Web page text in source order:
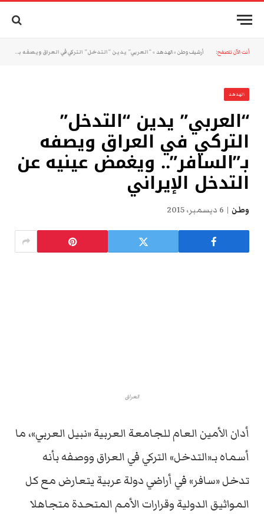
أنت الآن تتصفح: أرشيف وطن »الهدهد »“العربي” يدين “التدخل” التركي في العراق ويصفه بـ”السافر”.. ويغمض عينيه عن التدخل الإيراني
الهدهد
“العربي” يدين “التدخل”
التركي في العراق ويصفه
بـ”السافر”.. ويغمض عينيه عن
التدخل الإيراني
وطن 6 ديسمبر، 2015
العراق
أدان الأمين العام للجامعة العربية «نبيل العربي»، ما
أسماه بـ«التدخل» التركي في العراق ووصفه بأنه
تدخل «سافر» في أراضي دولة عربية يتعارض مع كل
المواثيق الدولية وقرارات الأمم المتحدة متجاهلا